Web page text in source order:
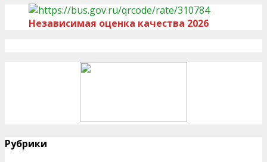
Независимая оценка качества 2026
Рубрики